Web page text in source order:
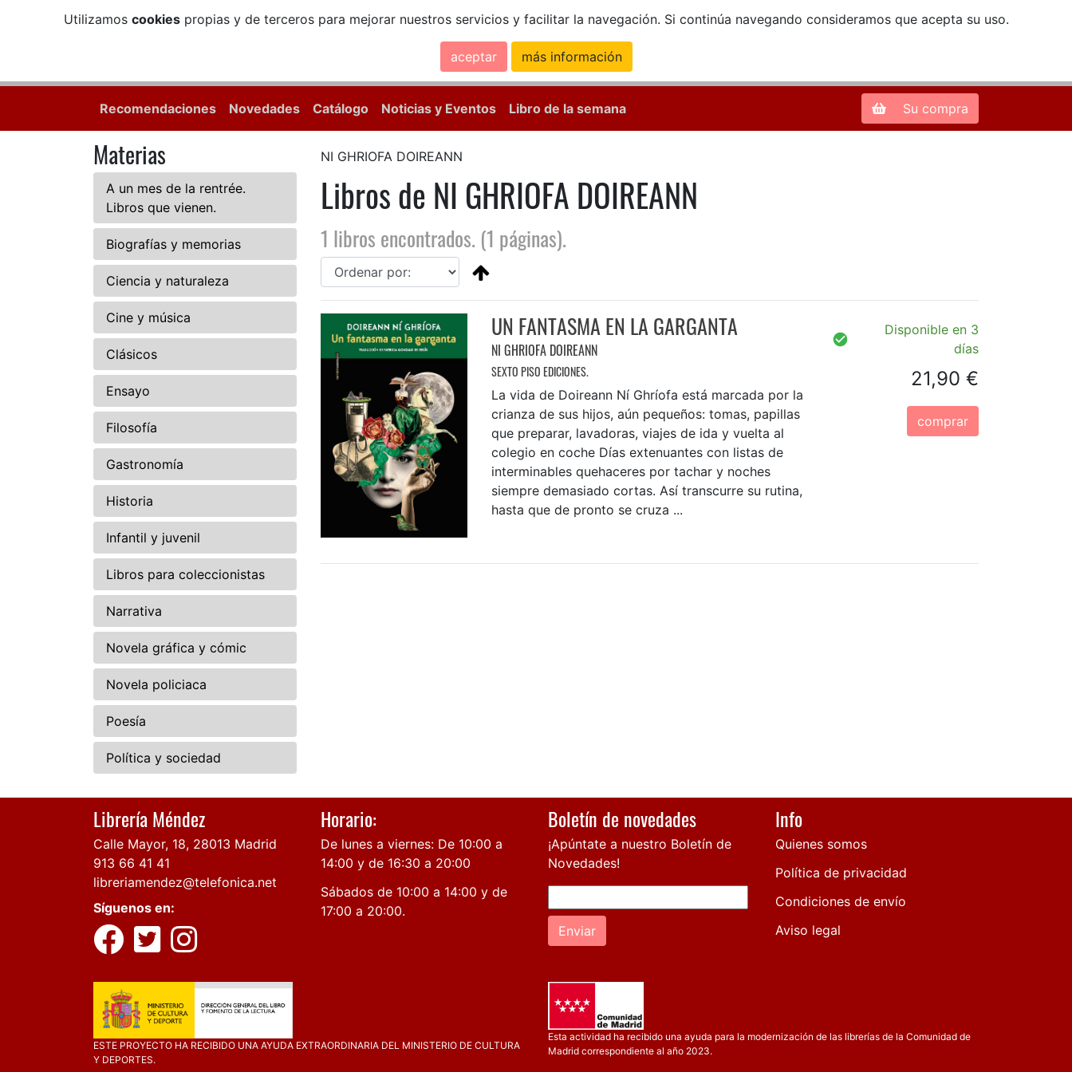
Utilizamos cookiespropias y de terceros para mejorar nuestros servicios y facilitar la navegación. Si continúa navegando consideramos que acepta su uso.
aceptar más información
Zona de Clientes
Recomendaciones Novedades Catálogo Noticias y Eventos Libro de la semana Su compra
Materias
A un mes de la rentrée.
Libros que vienen.
Biografías y memorias
Ciencia y naturaleza
Cine y música
Clásicos
Ensayo
Filosofía
Gastronomía
Historia
Infantil y juvenil
Libros para coleccionistas
Narrativa
Novela gráfica y cómic
Novela policiaca
Poesía
Política y sociedad
NI GHRIOFA DOIREANN
Libros de NI GHRIOFA DOIREANN
1 libros encontrados. (1 páginas).
UN FANTASMA EN LA GARGANTA
NI GHRIOFA DOIREANN
SEXTO PISO EDICIONES.
La vida de Doireann Ní Ghríofa está marcada por la
crianza de sus hijos, aún pequeños: tomas, papillas
que preparar, lavadoras, viajes de ida y vuelta al
colegio en coche Días extenuantes con listas de
interminables quehaceres por tachar y noches
siempre demasiado cortas. Así transcurre su rutina,
hasta que de pronto se cruza ...
Disponible en 3
días
21,90 €
comprar
Librería Méndez
Calle Mayor, 18, 28013 Madrid
913 66 41 41
libreriamendez@telefonica.net
Síguenos en:
Horario:
De lunes a viernes: De 10:00 a
14:00 y de 16:30 a 20:00
Sábados de 10:00 a 14:00 y de
17:00 a 20:00.
Boletín de novedades
¡Apúntate a nuestro Boletín de
Novedades!
Enviar
Info
Quienes somos
Política de privacidad
Condiciones de envío
Aviso legal
ESTE PROYECTO HA RECIBIDO UNA AYUDA EXTRAORDINARIA DEL MINISTERIO DE CULTURA
Y DEPORTES.
Esta actividad ha recibido una ayuda para la modernización de las librerías de la Comunidad de
Madrid correspondiente al año 2023.